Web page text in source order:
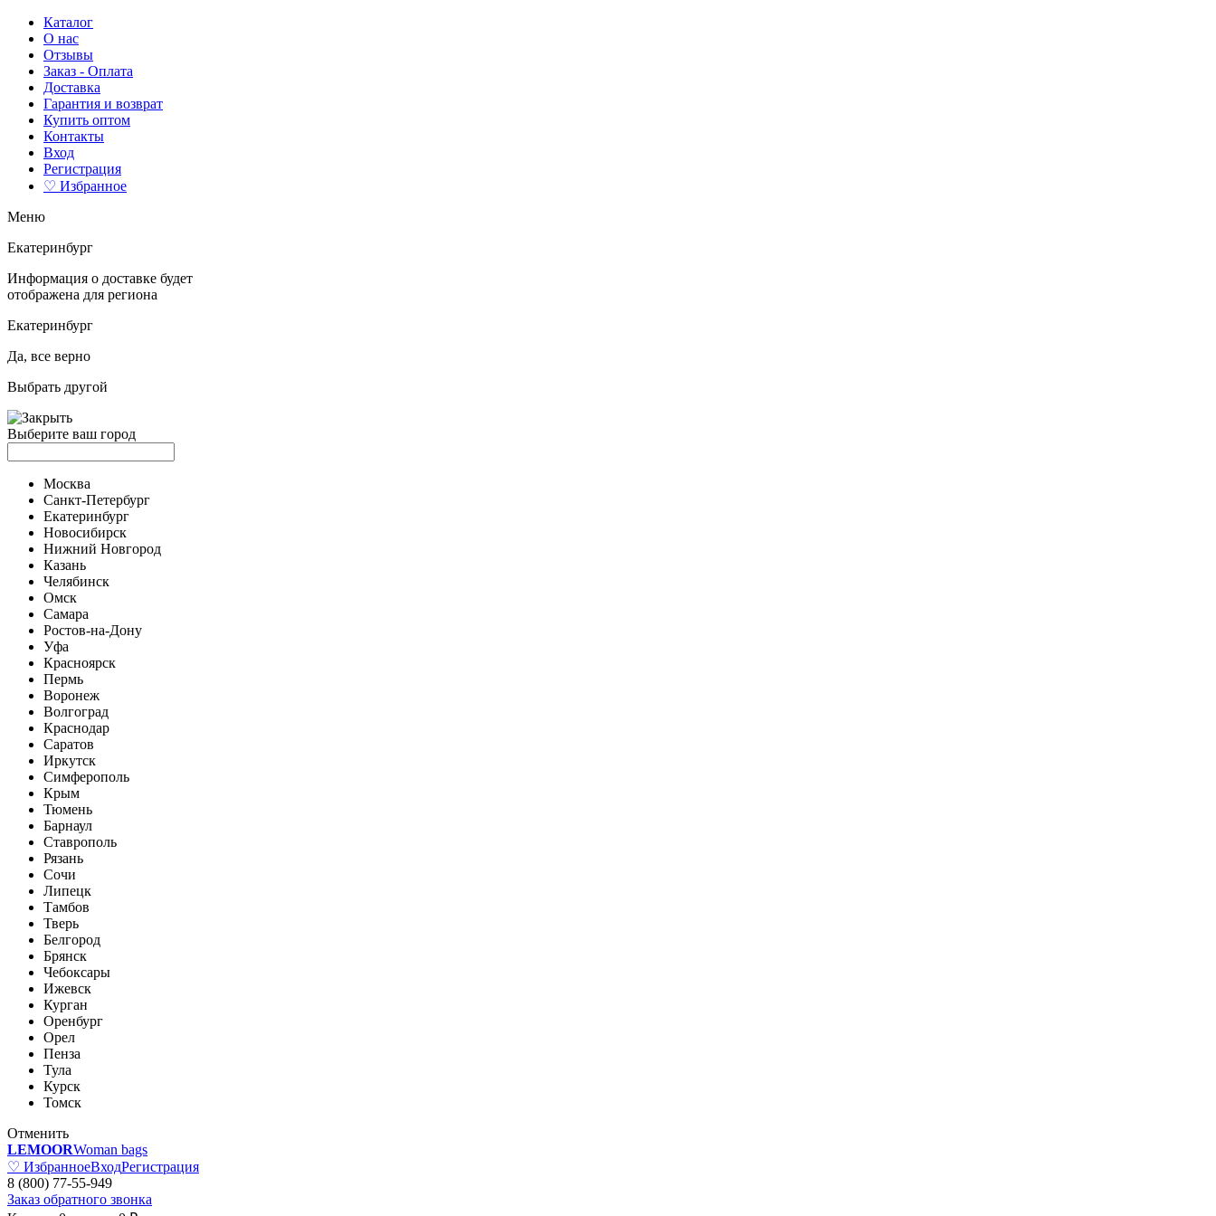
Каталог
О нас
Отзывы
Заказ - Оплата
Доставка
Гарантия и возврат
Купить оптом
Контакты
Вход
Регистрация
♡ Избранное
Меню
Екатеринбург
Информация о доставке будет
отображена для региона
Екатеринбург
Да, все верно
Выбрать другой
Выберите ваш город
Москва
Санкт-Петербург
Екатеринбург
Новосибирск
Нижний Новгород
Казань
Челябинск
Омск
Самара
Ростов-на-Дону
Уфа
Красноярск
Пермь
Воронеж
Волгоград
Краснодар
Саратов
Иркутск
Симферополь
Крым
Тюмень
Барнаул
Ставрополь
Рязань
Сочи
Липецк
Тамбов
Тверь
Белгород
Брянск
Чебоксары
Ижевск
Курган
Оренбург
Орел
Пенза
Тула
Курск
Томск
Отменить
LEMOORWoman bags
♡ ИзбранноеВходРегистрация
8 (800) 77-55-949
Заказ обратного звонка